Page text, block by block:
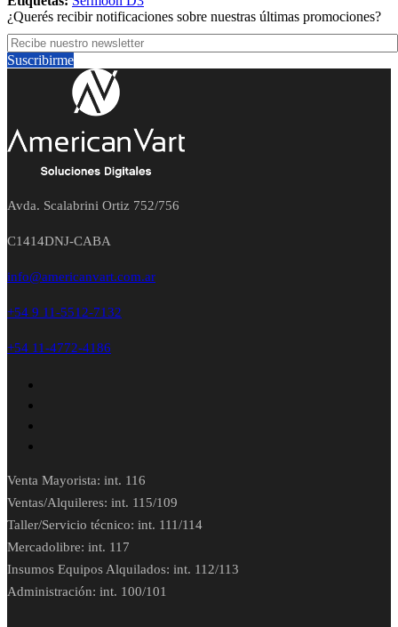
¿Querés recibir notificaciones sobre nuestras últimas promociones?
Suscribirme
Avda. Scalabrini Ortiz 752/756
C1414DNJ-CABA
info@americanvart.com.ar
+54 9 11-5512-7132
+54 11-4772-4186
Venta Mayorista: int. 116
Ventas/Alquileres: int. 115/109
Taller/Servicio técnico: int. 111/114
Mercadolibre: int. 117
Insumos Equipos Alquilados: int. 112/113
Administración: int. 100/101